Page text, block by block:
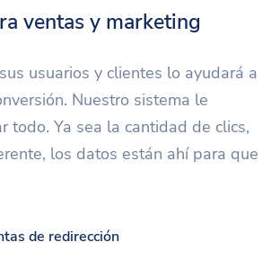
ventas y marketing
usuarios y clientes lo ayudará a
Nuestro sistema le
todo. Ya sea la cantidad de clics,
los datos están ahí para que
de redirección